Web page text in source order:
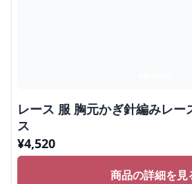
レース 服 胸元かぎ針編みレー
ス
¥4,520
商品の詳細を見